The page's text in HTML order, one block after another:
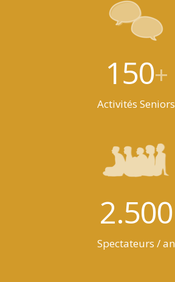
150+
Activités Seniors
2.500
Spectateurs / an